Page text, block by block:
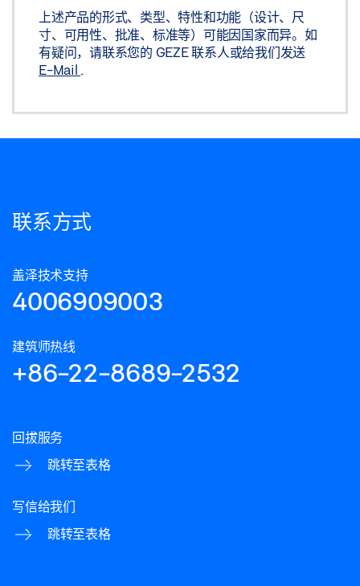
上述产品的形式、类型、特性和功能（设计、尺
寸、可用性、批准、标准等）可能因国家而异。如
有疑问，请联系您的 GEZE 联系人或给我们发送
E-Mail .
联系方式
盖泽技术支持
4006909003
建筑师热线
+86-22-8689-2532
回拔服务
跳转至表格
写信给我们
跳转至表格